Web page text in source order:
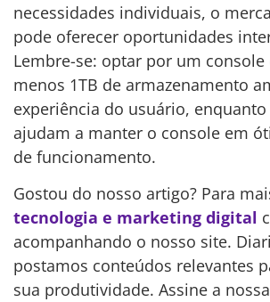
necessidades individuais, o
pode oferecer oportunidades
Lembre-se: optar por um
menos 1TB de armazenamento
experiência do usuário,
ajudam a manter o console em
de funcionamento.
Gostou do nosso artigo? Para
tecnologia e marketing digital
acompanhando o nosso site.
postamos conteúdos relevantes
sua produtividade. Assine a